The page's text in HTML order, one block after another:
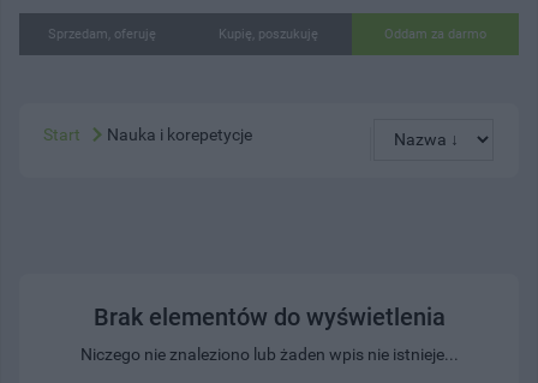
Sprzedam, oferuję Kupię, poszukuję Oddam za darmo
Start Nauka i korepetycje
Brak elementów do wyświetlenia
Niczego nie znaleziono lub żaden wpis nie istnieje...